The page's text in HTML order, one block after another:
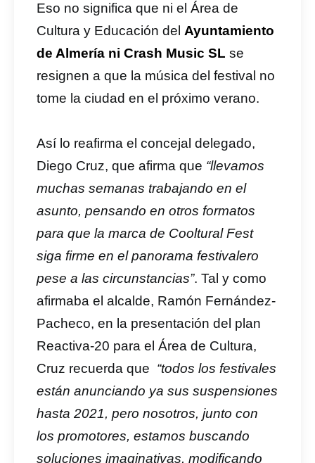
Eso no significa que ni el Área de
Cultura y Educación del Ayuntamiento
de Almería ni Crash Music SL se
resignen a que la música del festival no
tome la ciudad en el próximo verano.
Así lo reafirma el concejal delegado,
Diego Cruz, que afirma que “llevamos
muchas semanas trabajando en el
asunto, pensando en otros formatos
para que la marca de Cooltural Fest
siga firme en el panorama festivalero
pese a las circunstancias”. Tal y como
afirmaba el alcalde, Ramón Fernández-
Pacheco, en la presentación del plan
Reactiva-20 para el Área de Cultura,
Cruz recuerda que “todos los festivales
están anunciando ya sus suspensiones
hasta 2021, pero nosotros, junto con
los promotores, estamos buscando
soluciones imaginativas, modificando